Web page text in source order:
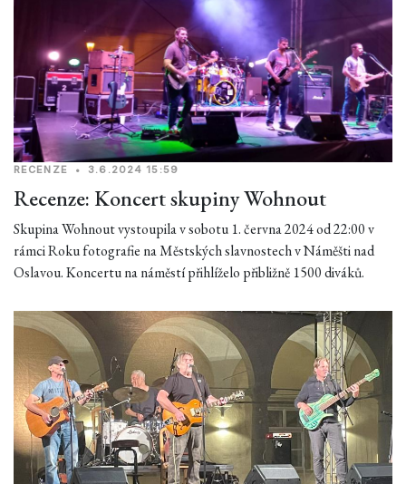
RECENZE • 3.6.2024 15:59
Recenze: Koncert skupiny Wohnout
Skupina Wohnout vystoupila v sobotu 1. června 2024 od 22:00 v
rámci Roku fotografie na Městských slavnostech v Náměšti nad
Oslavou. Koncertu na náměstí přihlíželo přibližně 1500 diváků.